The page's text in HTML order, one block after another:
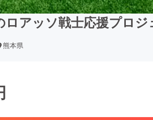
ロアッソ戦士応援プロジ
熊本県